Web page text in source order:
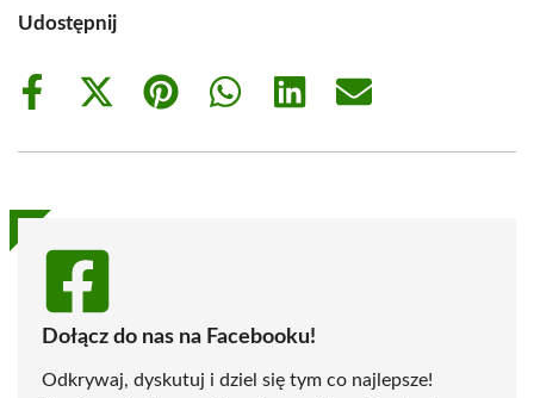
Udostępnij
Share
Share
(Twitter)
Share
Share
Share
Share
Dołącz do nas na Facebooku!
Odkrywaj, dyskutuj i dziel się tym co najlepsze!